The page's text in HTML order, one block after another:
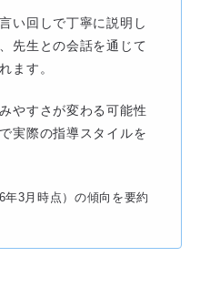
い回しで丁寧に説明し
先生との会話を通じて
ます。
やすさが変わる可能性
実際の指導スタイルを
3月時点）の傾向を要約